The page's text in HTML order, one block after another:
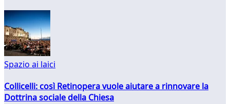
Spazio ai laici
Collicelli: così Retinopera vuole aiutare a rinnovare la
Dottrina sociale della Chiesa